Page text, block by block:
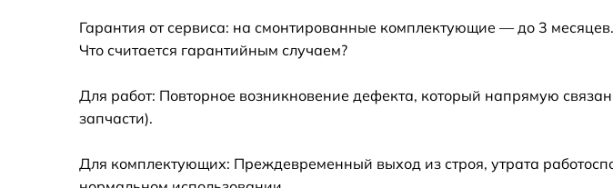
Замена линзы JVC DLA-NP5B от
Замена балластера JVC DLA-NP5B
Гарантия от сервиса: на смонтированные комплектующие — до 3 месяцев.
Что считается гарантийным случаем?
Для работ: Повторное возникновение дефекта, который напрямую
запчасти).
Для комплектующих: Преждевременный выход из строя, утрата